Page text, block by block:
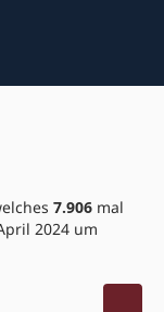
7.906 mal
2024 um